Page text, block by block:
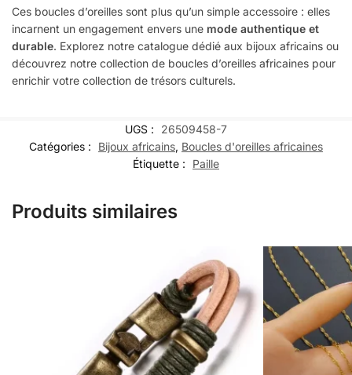
Ces boucles d’oreilles sont plus qu’un simple accessoire : elles
incarnent un engagement envers une mode authentique et
durable. Explorez notre catalogue dédié aux bijoux africains ou
découvrez notre collection de boucles d’oreilles africaines pour
enrichir votre collection de trésors culturels.
UGS :
26509458-7
Catégories :
Bijoux africains, Boucles d'oreilles africaines
Étiquette :
Paille
Produits similaires